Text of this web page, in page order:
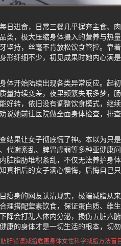
日进食，日常三餐几乎摒弃主食、
类，极大压缩身体摄入的营养与热
坚持，丝毫不肯放松饮食管控。靠
形纤细不少，初见成果时她内心满
体开始陆续出现各类异常反应。起
量持续变差，夜里频繁失眠多梦，
好转，依旧没有调整饮食模式，继
说她前往医院做全面身体检查，排查
结果让女子彻底慌了神。本以为只
代谢紊乱、脾胃虚弱等多种亚健康
脏脂肪堆积紊乱，不仅无法养护身
真相后的女子满心懊悔，后悔自己只
瘦身的网友认清现实，极端减脂从
理搭配荤素饮食，保证蛋白质、维
降会打乱人体内分泌，损伤五脏六
康的身体才是一切生活的根本，切
肝错误减脂危害身体女性科学减脂方法盲